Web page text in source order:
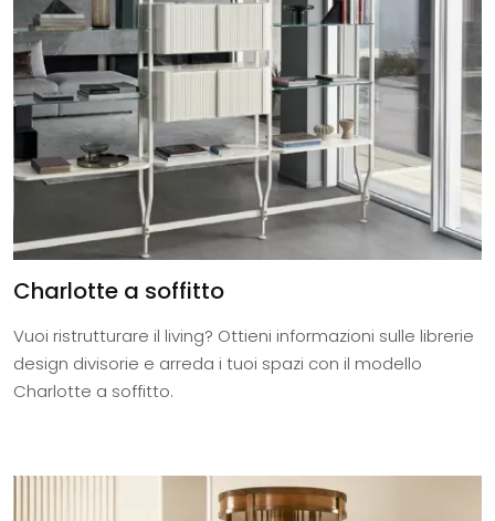
Charlotte a soffitto
Vuoi ristrutturare il living? Ottieni informazioni sulle librerie
design divisorie e arreda i tuoi spazi con il modello
Charlotte a soffitto.